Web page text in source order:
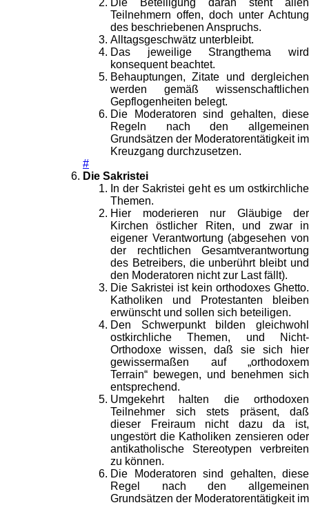
Die Beteiligung daran steht allen
Teilnehmern offen, doch unter Achtung
des beschriebenen Anspruchs.
Alltagsgeschwätz unterbleibt.
Das jeweilige Strangthema wird
konsequent beachtet.
Behauptungen, Zitate und dergleichen
werden gemäß wissenschaftlichen
Gepflogenheiten belegt.
Die Moderatoren sind gehalten, diese
Regeln nach den allgemeinen
Grundsätzen der Moderatorentätigkeit im
Kreuzgang durchzusetzen.
#
Die Sakristei
In der Sakristei geht es um ostkirchliche
Themen.
Hier moderieren nur Gläubige der
Kirchen östlicher Riten, und zwar in
eigener Verantwortung (abgesehen von
der rechtlichen Gesamtverantwortung
des Betreibers, die unberührt bleibt und
den Moderatoren nicht zur Last fällt).
Die Sakristei ist kein orthodoxes Ghetto.
Katholiken und Protestanten bleiben
erwünscht und sollen sich beteiligen.
Den Schwerpunkt bilden gleichwohl
ostkirchliche Themen, und Nicht-
Orthodoxe wissen, daß sie sich hier
gewissermaßen auf „orthodoxem
Terrain“ bewegen, und benehmen sich
entsprechend.
Umgekehrt halten die orthodoxen
Teilnehmer sich stets präsent, daß
dieser Freiraum nicht dazu da ist,
ungestört die Katholiken zensieren oder
antikatholische Stereotypen verbreiten
zu können.
Die Moderatoren sind gehalten, diese
Regel nach den allgemeinen
Grundsätzen der Moderatorentätigkeit im